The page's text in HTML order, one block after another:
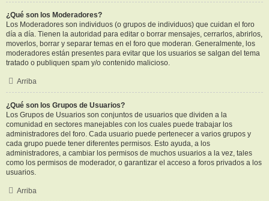
¿Qué son los Moderadores?
Los Moderadores son individuos (o grupos de individuos) que cuidan el foro
día a día. Tienen la autoridad para editar o borrar mensajes, cerrarlos, abrirlos,
moverlos, borrar y separar temas en el foro que moderan. Generalmente, los
moderadores están presentes para evitar que los usuarios se salgan del tema
tratado o publiquen spam y/o contenido malicioso.
Arriba
¿Qué son los Grupos de Usuarios?
Los Grupos de Usuarios son conjuntos de usuarios que dividen a la
comunidad en sectores manejables con los cuales puede trabajar los
administradores del foro. Cada usuario puede pertenecer a varios grupos y
cada grupo puede tener diferentes permisos. Esto ayuda, a los
administradores, a cambiar los permisos de muchos usuarios a la vez, tales
como los permisos de moderador, o garantizar el acceso a foros privados a los
usuarios.
Arriba